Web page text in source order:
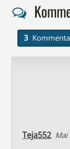
3
Teja552 Mai